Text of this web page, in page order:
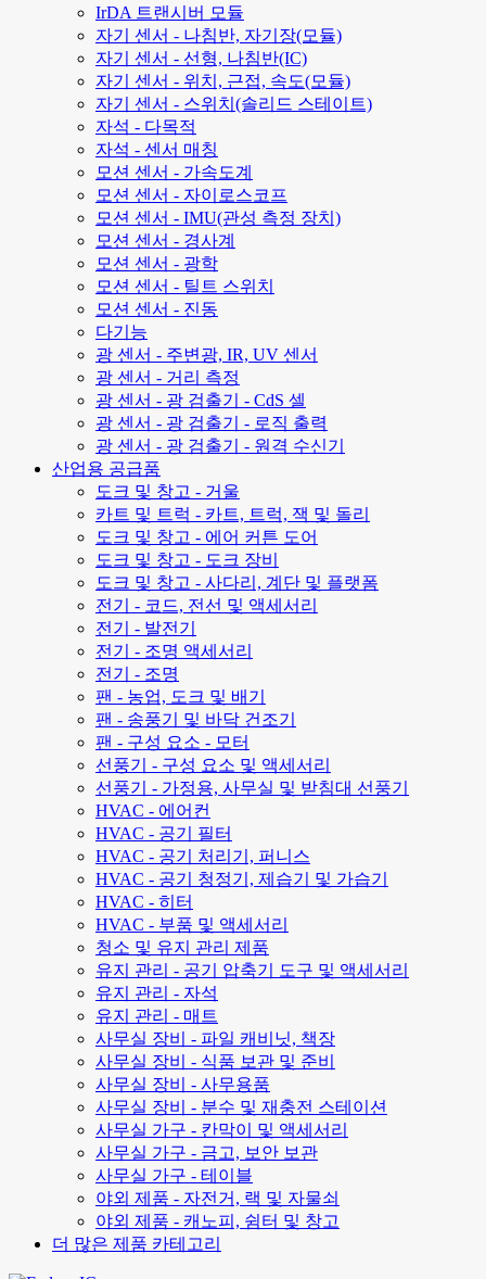
IrDA 트랜시버 모듈
자기 센서 - 나침반, 자기장(모듈)
자기 센서 - 선형, 나침반(IC)
자기 센서 - 위치, 근접, 속도(모듈)
자기 센서 - 스위치(솔리드 스테이트)
자석 - 다목적
자석 - 센서 매칭
모션 센서 - 가속도계
모션 센서 - 자이로스코프
모션 센서 - IMU(관성 측정 장치)
모션 센서 - 경사계
모션 센서 - 광학
모션 센서 - 틸트 스위치
모션 센서 - 진동
다기능
광 센서 - 주변광, IR, UV 센서
광 센서 - 거리 측정
광 센서 - 광 검출기 - CdS 셀
광 센서 - 광 검출기 - 로직 출력
광 센서 - 광 검출기 - 원격 수신기
산업용 공급품
도크 및 창고 - 거울
카트 및 트럭 - 카트, 트럭, 잭 및 돌리
도크 및 창고 - 에어 커튼 도어
도크 및 창고 - 도크 장비
도크 및 창고 - 사다리, 계단 및 플랫폼
전기 - 코드, 전선 및 액세서리
전기 - 발전기
전기 - 조명 액세서리
전기 - 조명
팬 - 농업, 도크 및 배기
팬 - 송풍기 및 바닥 건조기
팬 - 구성 요소 - 모터
선풍기 - 구성 요소 및 액세서리
선풍기 - 가정용, 사무실 및 받침대 선풍기
HVAC - 에어컨
HVAC - 공기 필터
HVAC - 공기 처리기, 퍼니스
HVAC - 공기 청정기, 제습기 및 가습기
HVAC - 히터
HVAC - 부품 및 액세서리
청소 및 유지 관리 제품
유지 관리 - 공기 압축기 도구 및 액세서리
유지 관리 - 자석
유지 관리 - 매트
사무실 장비 - 파일 캐비닛, 책장
사무실 장비 - 식품 보관 및 준비
사무실 장비 - 사무용품
사무실 장비 - 분수 및 재충전 스테이션
사무실 가구 - 칸막이 및 액세서리
사무실 가구 - 금고, 보안 보관
사무실 가구 - 테이블
야외 제품 - 자전거, 랙 및 자물쇠
야외 제품 - 캐노피, 쉼터 및 창고
더 많은 제품 카테고리